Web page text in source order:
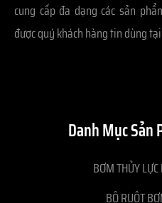
cung cấp đa dạng các sản
được quý khách hàng tin dùng
Danh Mục Sản
BƠM THỦY
BỘ RUỘT